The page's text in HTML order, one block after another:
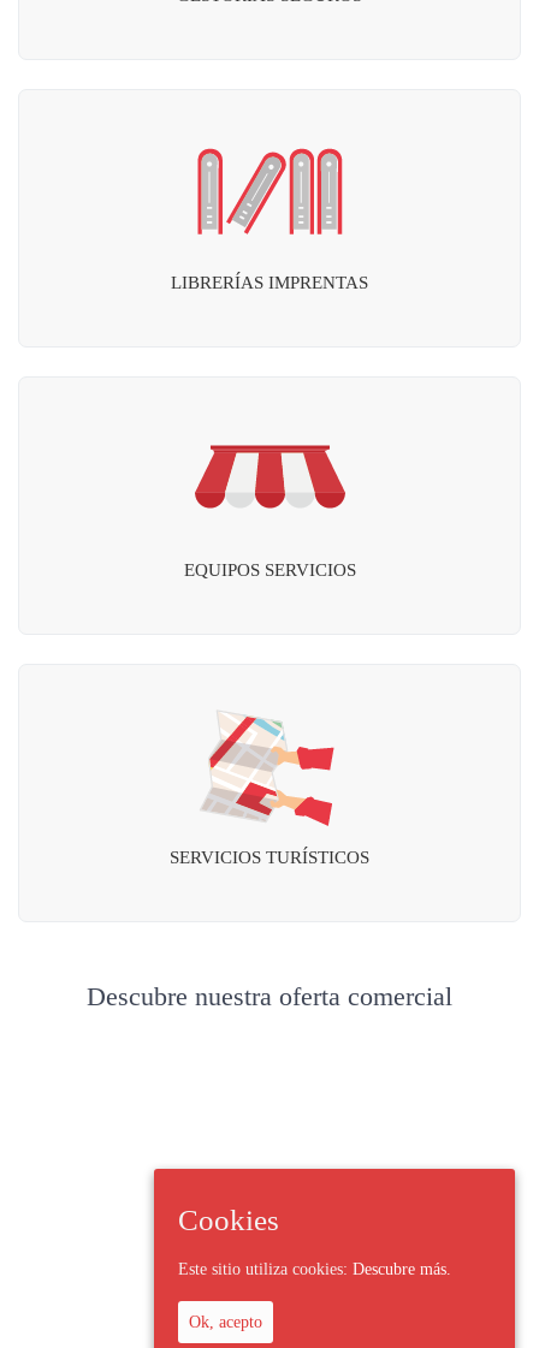
LIBRERÍAS IMPRENTAS
EQUIPOS SERVICIOS
SERVICIOS TURÍSTICOS
Descubre nuestra oferta comercial
Cookies
Este sitio utiliza cookies: Descubre más.
Ok, acepto